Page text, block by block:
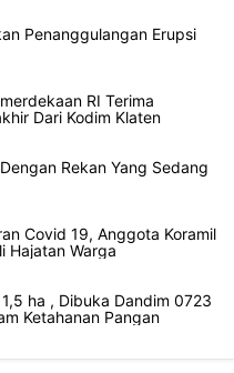
Penanggulangan Erupsi
RI Terima
Dari Kodim Klaten
Rekan Yang Sedang
Covid 19, Anggota Koramil
Hajatan Warga
ha , Dibuka Dandim 0723
Ketahanan Pangan